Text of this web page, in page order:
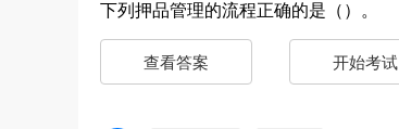
下列押品管理的流程正确的是（）。
查看答案 开始考试